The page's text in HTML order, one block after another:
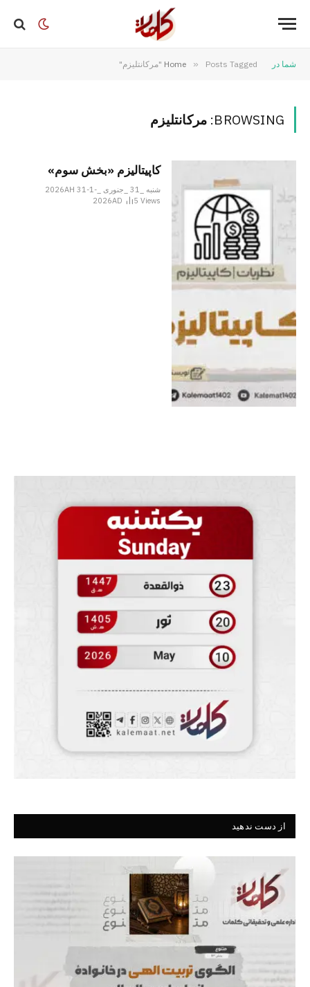
شما در Home » Posts Tagged "مرکانتلیزم"
BROWSING: مرکانتلیزم
کاپیتالیزم «بخش سوم»
شنبه _31 _جنوری _2026AH 31-1-
2026AD
5Views
از دست ندهید